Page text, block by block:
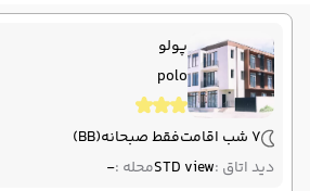
ساعت حرکت :16:30
پایان سفر تفلیس فرودگاه بین‌المللی تفلیس TBS
تهران فرودگاه بین‌المللی امام خمینی IKA
نوع سفر :هوایی (Economy)
ساعت حرکت :19:45
پولو
polo
7 شب اقامت فقط صبحانه(BB)
دید اتاق :STD viewمحله :-